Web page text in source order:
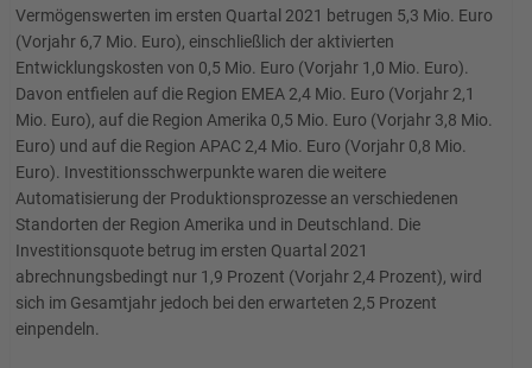
Vermögenswerten im ersten Quartal 2021 betrugen 5,3 Mio. Euro
(Vorjahr 6,7 Mio. Euro), einschließlich der aktivierten
Entwicklungskosten von 0,5 Mio. Euro (Vorjahr 1,0 Mio. Euro).
Davon entfielen auf die Region EMEA 2,4 Mio. Euro (Vorjahr 2,1
Mio. Euro), auf die Region Amerika 0,5 Mio. Euro (Vorjahr 3,8 Mio.
Euro) und auf die Region APAC 2,4 Mio. Euro (Vorjahr 0,8 Mio.
Euro). Investitionsschwerpunkte waren die weitere
Automatisierung der Produktionsprozesse an verschiedenen
Standorten der Region Amerika und in Deutschland. Die
Investitionsquote betrug im ersten Quartal 2021
abrechnungsbedingt nur 1,9 Prozent (Vorjahr 2,4 Prozent), wird
sich im Gesamtjahr jedoch bei den erwarteten 2,5 Prozent
einpendeln.